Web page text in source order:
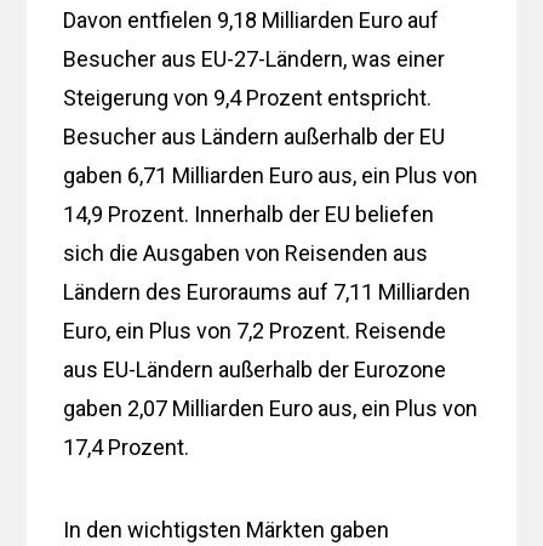
Davon entfielen 9,18 Milliarden Euro auf
Besucher aus EU-27-Ländern, was einer
Steigerung von 9,4 Prozent entspricht.
Besucher aus Ländern außerhalb der EU
gaben 6,71 Milliarden Euro aus, ein Plus von
14,9 Prozent. Innerhalb der EU beliefen
sich die Ausgaben von Reisenden aus
Ländern des Euroraums auf 7,11 Milliarden
Euro, ein Plus von 7,2 Prozent. Reisende
aus EU-Ländern außerhalb der Eurozone
gaben 2,07 Milliarden Euro aus, ein Plus von
17,4 Prozent.
In den wichtigsten Märkten gaben